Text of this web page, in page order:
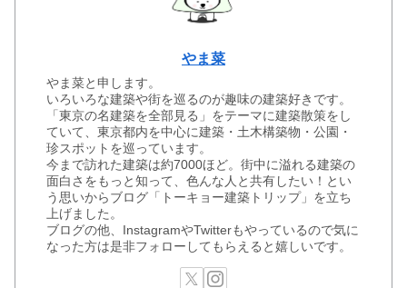
やま菜
やま菜と申します。
いろいろな建築や街を巡るのが趣味の建築好きです。
「東京の名建築を全部見る」をテーマに建築散策をし
ていて、東京都内を中心に建築・土木構築物・公園・
珍スポットを巡っています。
今まで訪れた建築は約7000ほど。街中に溢れる建築の
面白さをもっと知って、色んな人と共有したい！とい
う思いからブログ「トーキョー建築トリップ」を立ち
上げました。
ブログの他、InstagramやTwitterもやっているので気に
なった方は是非フォローしてもらえると嬉しいです。